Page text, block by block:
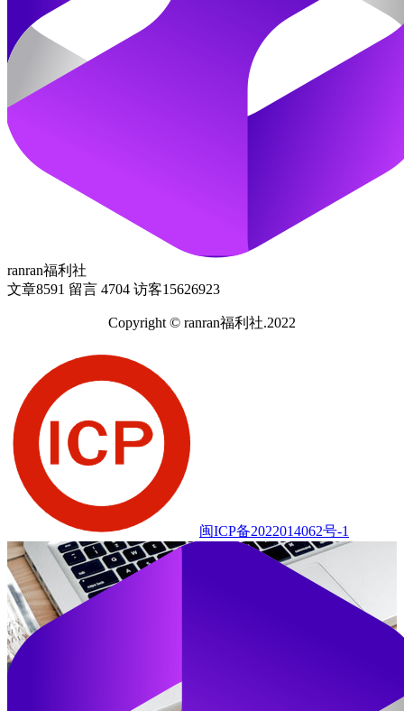
ranran福利社
文章8591 留言 4704 访客15626923
Copyright © ranran福利社.2022
闽ICP备2022014062号-1